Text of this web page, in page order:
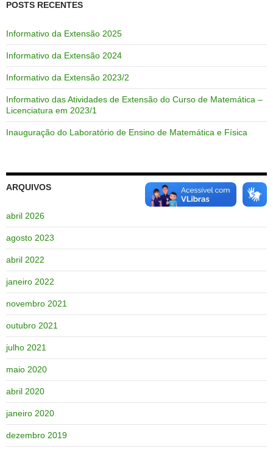
POSTS RECENTES
Informativo da Extensão 2025
Informativo da Extensão 2024
Informativo da Extensão 2023/2
Informativo das Atividades de Extensão do Curso de Matemática –
Licenciatura em 2023/1
Inauguração do Laboratório de Ensino de Matemática e Física
ARQUIVOS
abril 2026
agosto 2023
abril 2022
janeiro 2022
novembro 2021
outubro 2021
julho 2021
maio 2020
abril 2020
janeiro 2020
dezembro 2019